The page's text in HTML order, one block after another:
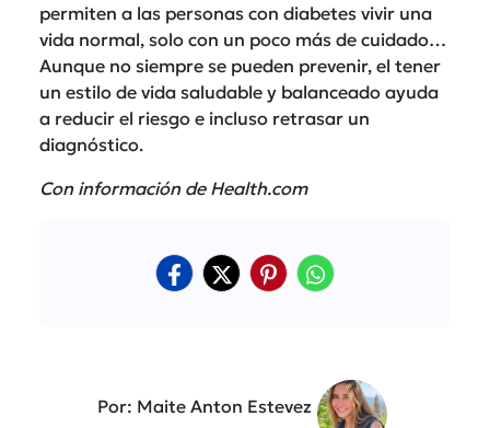
permiten a las personas con diabetes vivir una
vida normal, solo con un poco más de cuidado…
Aunque no siempre se pueden prevenir, el tener
un estilo de vida saludable y balanceado ayuda
a reducir el riesgo e incluso retrasar un
diagnóstico.
Con información de Health.com
Por: Maite Anton Estevez